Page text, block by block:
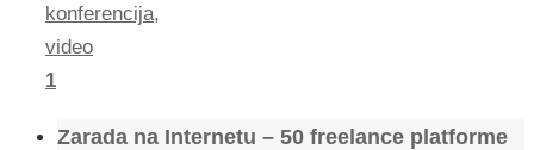
konferencija,
video
1
Zarada na Internetu – 50 freelance platforme